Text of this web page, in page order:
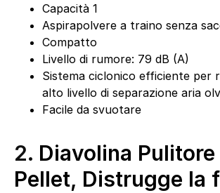
Capacità 1
Aspirapolvere a traino senza
Compatto
Livello di rumore: 79 dB (A)
Sistema ciclonico efficiente per
alto livello di separazione aria
Facile da svuotare
2. Diavolina
Pellet, Distrugge la